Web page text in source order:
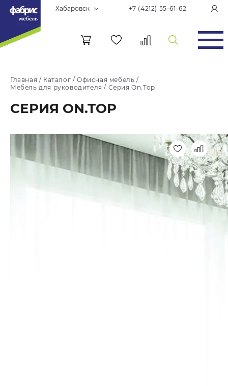
Хабаровск +7 (4212) 55-61-62
Главная / Каталог /Офисная мебель /
Мебель для руководителя / Серия On.Top
СЕРИЯ ON.TOP